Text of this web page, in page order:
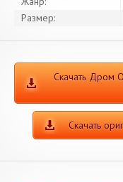
Размер:
Скачать Дром
Скачать